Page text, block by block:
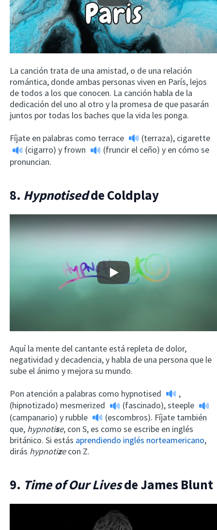
La canción trata de una amistad, o de una relación
romántica, donde ambas personas viven en París, lejos
de todos a los que conocen. La canción habla de la
dedicación del uno al otro y la promesa de que pasarán
juntos por todas los baches que la vida les ponga.
Fíjate en palabras como terrace (terraza), cigarette
(cigarro) y frown
(fruncir el ceño) y en cómo se
pronuncian.
8. Hypnotisedde Coldplay
Play
Aquí la mente del cantante está repleta de dolor,
negatividad y decadencia, y habla de una persona que le
sube el ánimo y mejora su mundo.
Pon atención a palabras como hypnotised
,
(hipnotizado) mesmerized (fascinado),steeple
(campanario) y rubble
(escombros). Fíjate también
que, hypnotise, con S, es como se escribe en inglés
británico. Si estás aprendiendo inglés norteamericano,
dirás hypnotizecon Z.
9. Time of Our Livesde James Blunt